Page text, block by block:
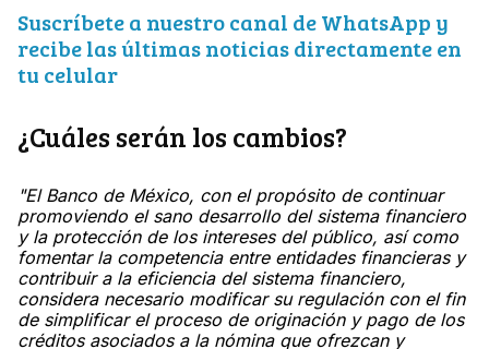
Suscríbete a nuestro canal de WhatsApp y
recibe las últimas noticias directamente en
tu celular
¿Cuáles serán los cambios?
"El Banco de México, con el propósito de continuar
promoviendo el sano desarrollo del sistema financiero
y la protección de los intereses del público, así como
fomentar la competencia entre entidades financieras y
contribuir a la eficiencia del sistema financiero,
considera necesario modificar su regulación con el fin
de simplificar el proceso de originación y pago de los
créditos asociados a la nómina que ofrezcan y